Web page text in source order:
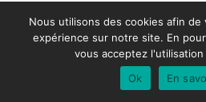
Nous utilisons des cookies afin de
expérience sur notre site. En
vous acceptez
Ok
En